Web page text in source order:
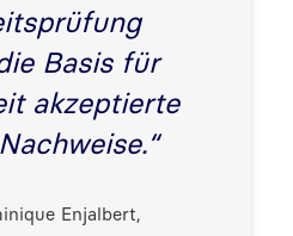
Basis für
akzeptierte
Enjalbert,